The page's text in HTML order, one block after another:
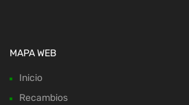
MAPA WEB
Inicio
Recambios